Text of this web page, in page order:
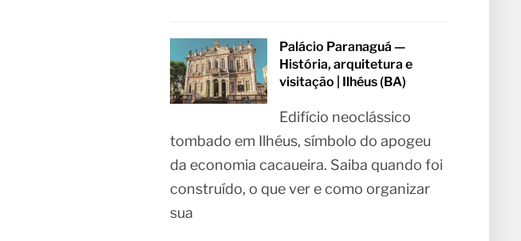
Palácio Paranaguá —
História, arquitetura e
visitação | Ilhéus (BA)
Edifício neoclássico
tombado em Ilhéus, símbolo do apogeu
da economia cacaueira. Saiba quando foi
construído, o que ver e como organizar
sua